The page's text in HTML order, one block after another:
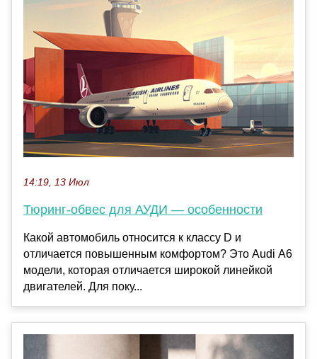
14:19, 13 Июл
Тюринг-обвес для АУДИ — особенности
Какой автомобиль относится к классу D и
отличается повышенным комфортом? Это Audi А6
модели, которая отличается широкой линейкой
двигателей. Для поку...